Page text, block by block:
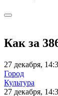
Как за
27 декабря,
Город
Культура
27 декабря,